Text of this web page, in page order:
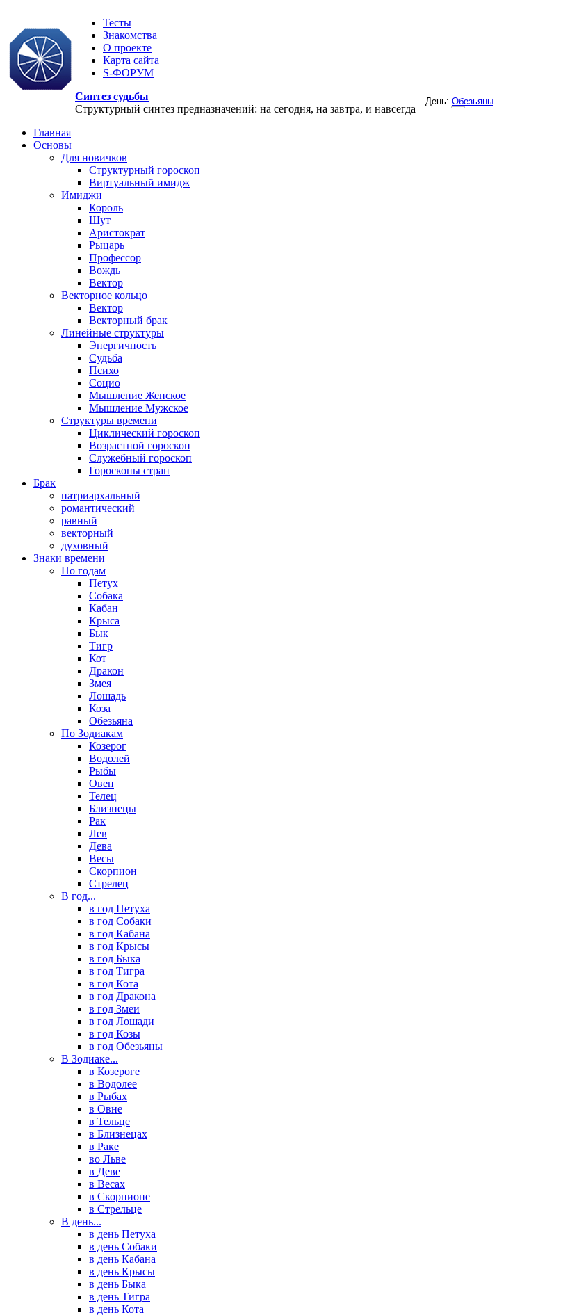
Тесты
Знакомства
О проекте
Карта сайта
S-ФОРУМ
Синтез судьбы
Структурный синтез предназначений: на сегодня, на завтра, и навсегда
Главная
Основы
Для новичков
Структурный гороскоп
Виртуальный имидж
Имиджи
Король
Шут
Аристократ
Рыцарь
Профессор
Вождь
Вектор
Векторное кольцо
Вектор
Векторный брак
Линейные структуры
Энергичность
Судьба
Психо
Социо
Мышление Женское
Мышление Мужское
Структуры времени
Циклический гороскоп
Возрастной гороскоп
Служебный гороскоп
Гороскопы стран
Брак
патриархальный
романтический
равный
векторный
духовный
Знаки времени
По годам
Петух
Собака
Кабан
Крыса
Бык
Тигр
Кот
Дракон
Змея
Лошадь
Коза
Обезьяна
По Зодиакам
Козерог
Водолей
Рыбы
Овен
Телец
Близнецы
Рак
Лев
Дева
Весы
Скорпион
Стрелец
В год...
в год Петуха
в год Собаки
в год Кабана
в год Крысы
в год Быка
в год Тигра
в год Кота
в год Дракона
в год Змеи
в год Лошади
в год Козы
в год Обезьяны
В Зодиаке...
в Козероге
в Водолее
в Рыбах
в Овне
в Тельце
в Близнецах
в Раке
во Льве
в Деве
в Весах
в Скорпионе
в Стрельце
В день...
в день Петуха
в день Собаки
в день Кабана
в день Крысы
в день Быка
в день Тигра
в день Кота